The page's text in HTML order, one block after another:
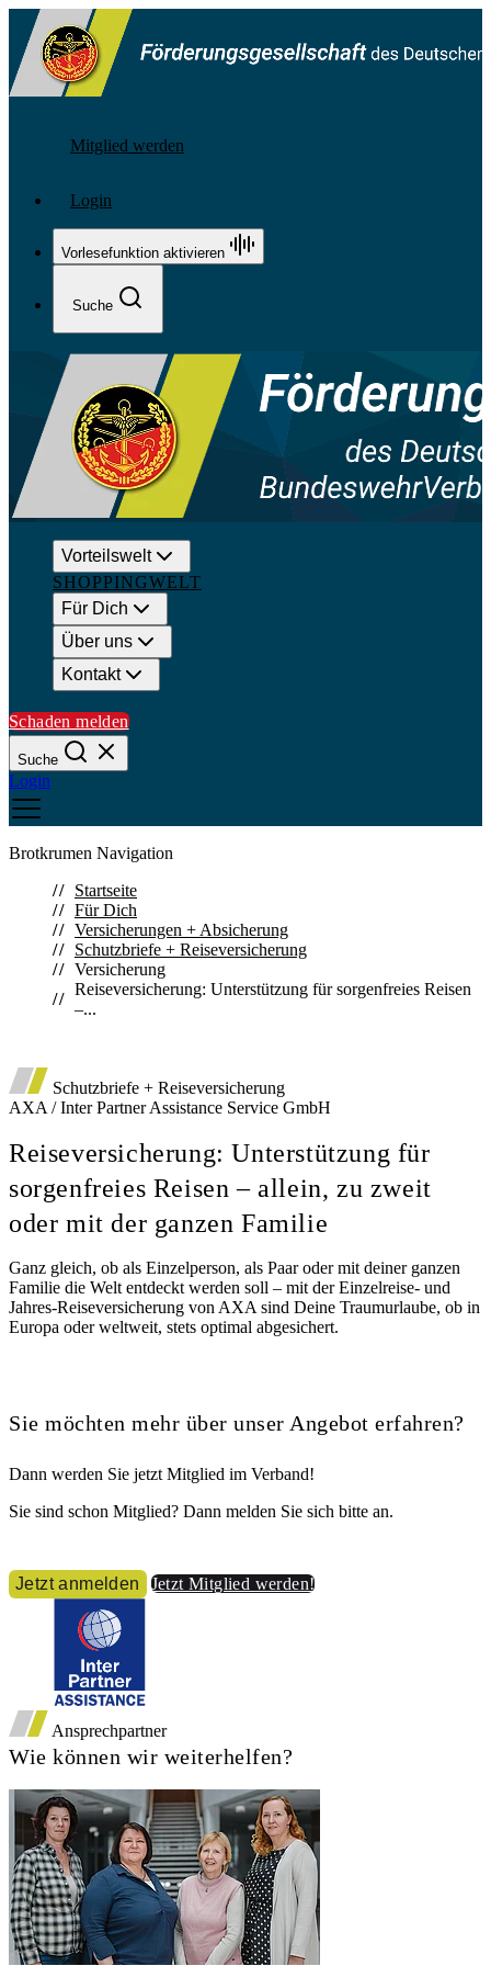
Mitglied werden
Login
Vorlesefunktion aktivieren
Suche
Vorteilswelt
SHOPPINGWELT
Für Dich
Über uns
Kontakt
Schaden melden
Suche
Login
Suchen
Schließen
Häufige Suchanfragen
Diensthaftpflichtversicherung
Brotkrumen Navigation
Startseite
Für Dich
Versicherungen + Absicherung
Schutzbriefe + Reiseversicherung
Versicherung
Reiseversicherung: Unterstützung für sorgenfreies Reisen
–...
Schutzbriefe + Reiseversicherung
AXA / Inter Partner Assistance Service GmbH
Reiseversicherung: Unterstützung für
sorgenfreies Reisen – allein, zu zweit
oder mit der ganzen Familie
Ganz gleich, ob als Einzelperson, als Paar oder mit deiner ganzen
Familie die Welt entdeckt werden soll – mit der Einzelreise- und
Jahres-Reiseversicherung von AXA sind Deine Traumurlaube, ob in
Europa oder weltweit, stets optimal abgesichert.
Sie möchten mehr über unser Angebot erfahren?
Dann werden Sie jetzt Mitglied im Verband!
Sie sind schon Mitglied? Dann melden Sie sich bitte an.
Jetzt anmelden Jetzt Mitglied werden!
Ansprechpartner
Wie können wir weiterhelfen?